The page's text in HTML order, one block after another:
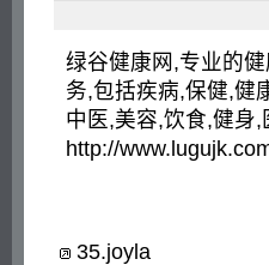
绿谷健康网,专业的
务,包括疾病,保健,健
中医,美容,饮食,健身
http://
35.joyla